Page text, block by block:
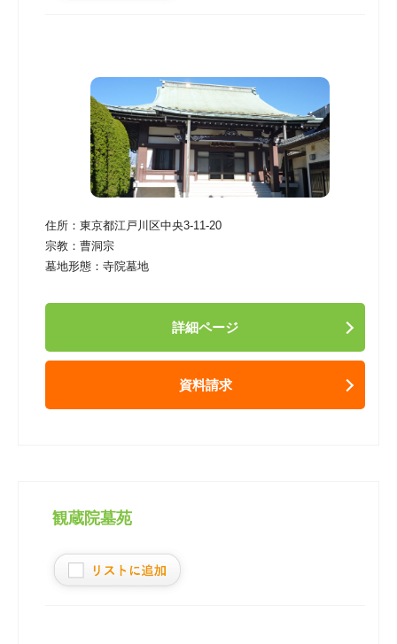
住所： 東京都江戸川区中央3-11-20
宗教： 曹洞宗
墓地形態： 寺院墓地
詳細ページ
資料請求
観蔵院墓苑